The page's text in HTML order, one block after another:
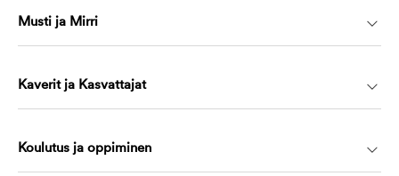
Musti ja Mirri
Kaverit ja Kasvattajat
Koulutus ja oppiminen